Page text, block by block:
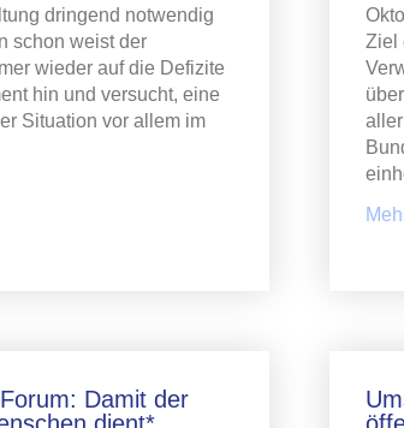
dringend notwendig
schon weist der
wieder auf die Defizite
hin und versucht, eine
Situation vor allem im
Ziel
Damit der